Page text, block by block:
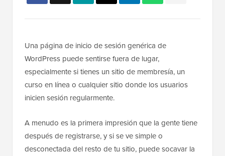
Una página de inicio de sesión genérica de
WordPress puede sentirse fuera de lugar,
especialmente si tienes un sitio de membresía, un
curso en línea o cualquier sitio donde los usuarios
inicien sesión regularmente.
A menudo es la primera impresión que la gente tiene
después de registrarse, y si se ve simple o
desconectada del resto de tu sitio, puede socavar la